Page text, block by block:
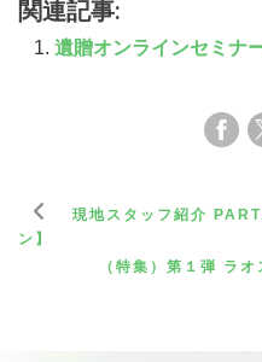
関連記事:
遺贈オンラインセミナ
現地スタッフ紹介
ン】
（特集）第１弾 ラ